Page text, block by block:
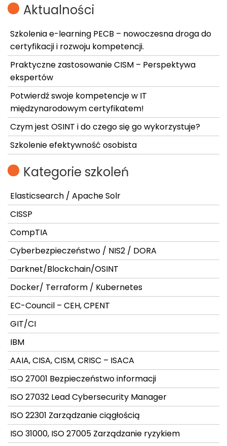
Aktualności
Szkolenia e-learning PECB – nowoczesna droga do
certyfikacji i rozwoju kompetencji.
Praktyczne zastosowanie CISM – Perspektywa
ekspertów
Potwierdź swoje kompetencje w IT
międzynarodowym certyfikatem!
Czym jest OSINT i do czego się go wykorzystuje?
Szkolenie efektywność osobista
Kategorie szkoleń
Elasticsearch / Apache Solr
CISSP
CompTIA
Cyberbezpieczeństwo / NIS2 / DORA
Darknet/Blockchain/OSINT
Docker/ Terraform / Kubernetes
EC-Council – CEH, CPENT
GIT/CI
IBM
AAIA, CISA, CISM, CRISC – ISACA
ISO 27001 Bezpieczeństwo informacji
ISO 27032 Lead Cybersecurity Manager
ISO 22301 Zarządzanie ciągłością
ISO 31000, ISO 27005 Zarządzanie ryzykiem